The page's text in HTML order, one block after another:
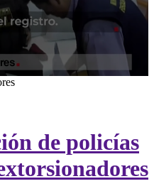
de policías